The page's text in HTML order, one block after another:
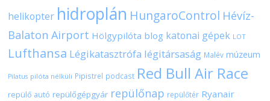
helikopter hidroplán HungaroControl Hévíz-
Balaton Airport Hölgypilóta blog katonai gépek LOT
Lufthansa Légikatasztrófa légitársaság Malév múzeum
Pilatus pilóta nélküli Pipistrel podcast Red Bull Air Race
repülő autó repülőgépgyár repülőnap repülőtér Ryanair